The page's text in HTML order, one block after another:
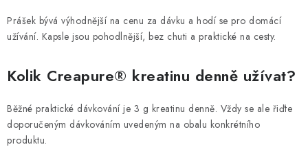
Prášek bývá výhodnější na cenu za dávku a hodí se pro domácí
užívání. Kapsle jsou pohodlnější, bez chuti a praktické na cesty.
Kolik Creapure® kreatinu denně užívat?
Běžné praktické dávkování je 3 g kreatinu denně. Vždy se ale řiďte
doporučeným dávkováním uvedeným na obalu konkrétního
produktu.